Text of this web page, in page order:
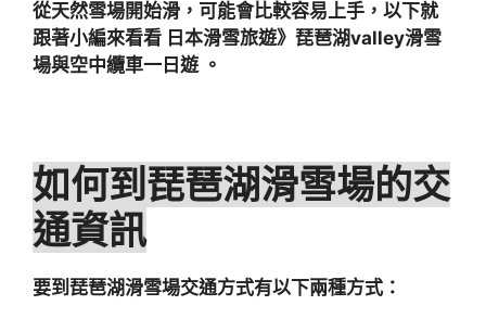
從天然雪場開始滑，可能會比較容易上手，以下就
跟著小編來看看 日本滑雪旅遊》琵琶湖valley滑雪
場與空中纜車一日遊 。
如何到琵琶湖滑雪場的交
通資訊
要到琵琶湖滑雪場交通方式有以下兩種方式：